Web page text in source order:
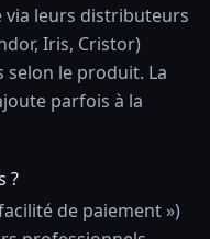
leurs distributeurs
Iris, Cristor)
selon le produit. La
parfois à la
?
de paiement »)